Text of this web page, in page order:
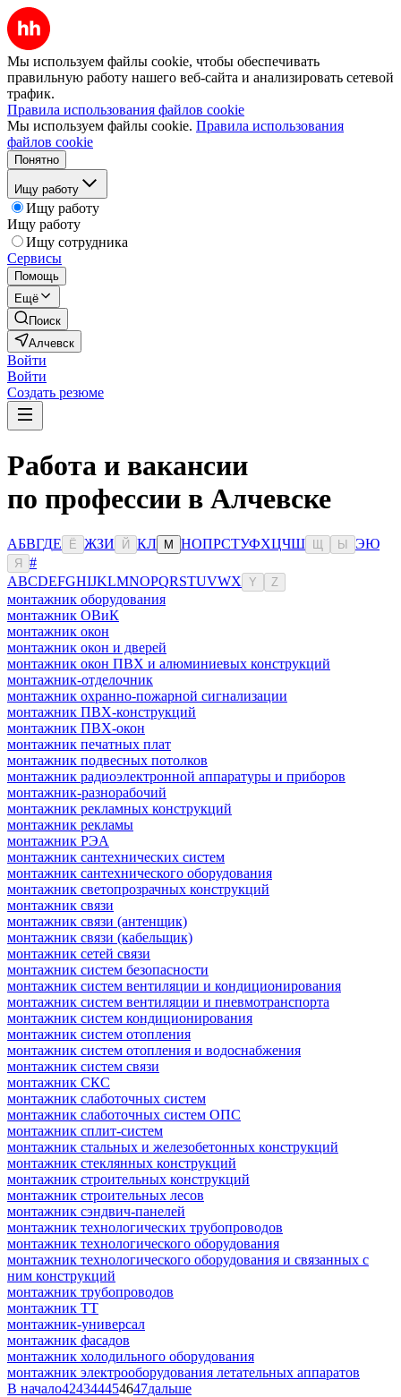
Мы используем файлы cookie, чтобы обеспечивать
правильную работу нашего веб-сайта и анализировать сетевой
трафик.
Правила использования файлов cookie
Мы используем файлы cookie. Правила использования
файлов cookie
Понятно
Ищу работу
Ищу работу
Ищу работу
Ищу сотрудника
Сервисы
Помощь
Ещё
Поиск
Алчевск
Войти
Войти
Создать резюме
Работа и вакансии
по профессии в Алчевске
АБВГДЕ Ё ЖЗИ Й КЛ М НОПРСТУФХЦЧШ Ы ЭЮ
Я
#
ABCDEFGHIJKLMNOPQRSTUVWX Y Z
монтажник оборудования
монтажник ОВиК
монтажник окон
монтажник окон и дверей
монтажник окон ПВХ и алюминиевых конструкций
монтажник-отделочник
монтажник охранно-пожарной сигнализации
монтажник ПВХ-конструкций
монтажник ПВХ-окон
монтажник печатных плат
монтажник подвесных потолков
монтажник радиоэлектронной аппаратуры и приборов
монтажник-разнорабочий
монтажник рекламных конструкций
монтажник рекламы
монтажник РЭА
монтажник сантехнических систем
монтажник сантехнического оборудования
монтажник светопрозрачных конструкций
монтажник связи
монтажник связи (антенщик)
монтажник связи (кабельщик)
монтажник сетей связи
монтажник систем безопасности
монтажник систем вентиляции и кондиционирования
монтажник систем вентиляции и пневмотранспорта
монтажник систем кондиционирования
монтажник систем отопления
монтажник систем отопления и водоснабжения
монтажник систем связи
монтажник СКС
монтажник слаботочных систем
монтажник слаботочных систем ОПС
монтажник сплит-систем
монтажник стальных и железобетонных конструкций
монтажник стеклянных конструкций
монтажник строительных конструкций
монтажник строительных лесов
монтажник сэндвич-панелей
монтажник технологических трубопроводов
монтажник технологического оборудования
монтажник технологического оборудования и связанных с
ним конструкций
монтажник трубопроводов
монтажник ТТ
монтажник-универсал
монтажник фасадов
монтажник холодильного оборудования
монтажник электрооборудования летательных аппаратов
В начало424344454647дальше